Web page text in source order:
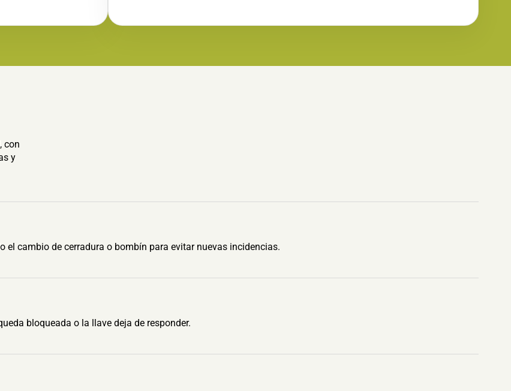
con
y
el cambio de cerradura o bombín para evitar nuevas incidencias.
bloqueada o la llave deja de responder.